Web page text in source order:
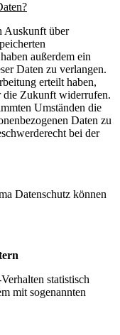
Auskunft über
außerdem ein
Daten zu verlangen.
erteilt haben,
die Zukunft widerrufen.
Umständen die
Daten zu
bei der
Datenschutz können
statistisch
mit sogenannten